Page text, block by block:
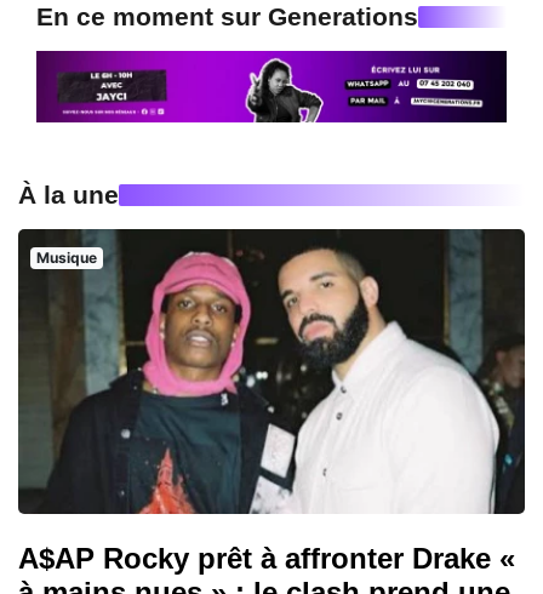
En ce moment sur Generations
À la une
Musique
A$AP Rocky prêt à affronter Drake «